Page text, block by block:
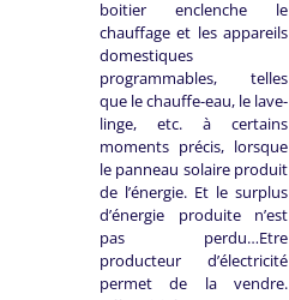
boitier enclenche le
chauffage et les appareils
domestiques
programmables, telles
que le chauffe-eau, le lave-
linge, etc. à certains
moments précis, lorsque
le panneau solaire produit
de l’énergie. Et le surplus
d’énergie produite n’est
pas perdu…Etre
producteur d’électricité
permet de la vendre.